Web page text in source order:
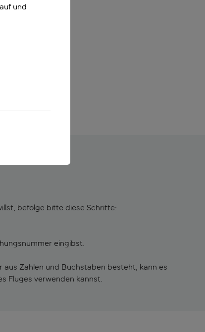
befolge bitte diese Schritte:
eingibst.
Zahlen und Buchstaben besteht, kann es
Fluges verwenden kannst.
und